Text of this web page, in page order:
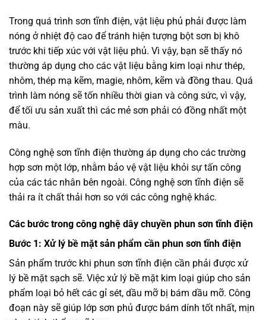
Trong quá trình sơn tĩnh điện, vật liệu phủ phải được làm
nóng ở nhiệt độ cao để tránh hiện tượng bột sơn bị khô
trước khi tiếp xúc với vật liệu phủ. Vì vậy, bạn sẽ thấy nó
thường áp dụng cho các vật liệu bằng kim loại như thép,
nhôm, thép mạ kẽm, magie, nhôm, kẽm và đồng thau. Quá
trình làm nóng sẽ tốn nhiều thời gian và công sức, vì vậy,
để tối ưu sản xuất thì các mẻ sơn phải có đồng nhất một
màu.
Công nghệ sơn tĩnh điện thường áp dụng cho các trường
hợp sơn một lớp, nhằm bảo vệ vật liệu khỏi sự tấn công
của các tác nhân bên ngoài. Công nghệ sơn tĩnh điện sẽ
thải ra ít chất thải hơn so với các công nghệ khác.
Các bước trong công nghệ dây chuyền phun sơn tĩnh điện
Bước 1: Xử lý bề mặt sản phẩm cần phun sơn tĩnh điện
Sản phẩm trước khi phun sơn tĩnh điện cần phải được xử
lý bề mặt sạch sẽ. Việc xử lý bề mặt kim loại giúp cho sản
phẩm loại bỏ hết các gỉ sét, dầu mỡ bị bám dầu mỡ. Công
đoạn này sẽ giúp lớp sơn phủ được bám dính tốt nhất, mịn